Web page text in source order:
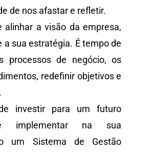
de nos afastar e refletir.
alinhar a visão da empresa,
a sua estratégia. É tempo de
processos de negócio, os
redefinir objetivos e
investir para um futuro
implementar na sua
um Sistema de Gestão